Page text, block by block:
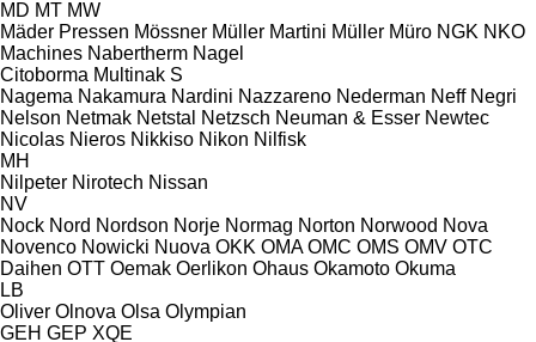
MD MT MW
Mäder Pressen Mössner Müller Martini Müller Müro NGK NKO
Machines Nabertherm Nagel
Citoborma Multinak S
Nagema Nakamura Nardini Nazzareno Nederman Neff Negri
Nelson Netmak Netstal Netzsch Neuman & Esser Newtec
Nicolas Nieros Nikkiso Nikon Nilfisk
MH
Nilpeter Nirotech Nissan
NV
Nock Nord Nordson Norje Normag Norton Norwood Nova
Novenco Nowicki Nuova OKK OMA OMC OMS OMV OTC
Daihen OTT Oemak Oerlikon Ohaus Okamoto Okuma
LB
Oliver Olnova Olsa Olympian
GEH GEP XQE